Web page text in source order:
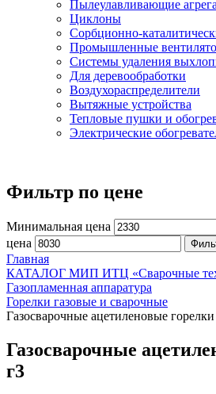
Пылеулавливающие
Циклоны
Сорбционно-
Промышленные
Системы удаления
Для деревообработки
Воздухораспределители
Вытяжные устройства
Тепловые пушки и
Электрические
Фильтр по цене
Минимальная цена
цена
Главная
КАТАЛОГ МИП ИТЦ «Сварочные
Газопламенная аппаратура
Горелки газовые и сварочные
Газосварочные ацетиленовые
Газосварочные
г3